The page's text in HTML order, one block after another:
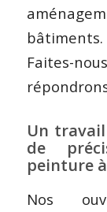
bâtiments.
Faites-
Un
de
peinture
Nos